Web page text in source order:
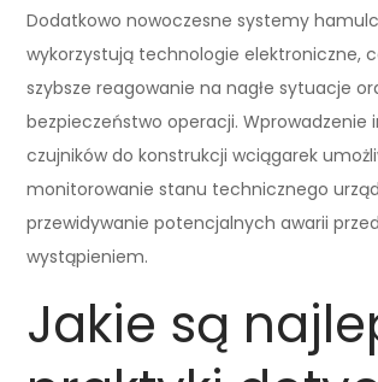
Dodatkowo nowoczesne systemy
wykorzystują technologie elektroniczne,
szybsze reagowanie na nagłe sytuacje
bezpieczeństwo operacji. Wprowadzenie
czujników do konstrukcji wciągarek
monitorowanie stanu technicznego
przewidywanie potencjalnych awarii
wystąpieniem.
Jakie są